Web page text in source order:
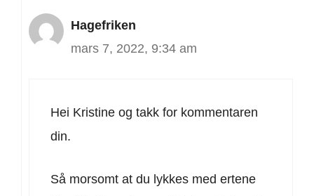
Hagefriken
mars 7, 2022, 9:34 am
Hei Kristine og takk for kommentaren
din.
Så morsomt at du lykkes med ertene